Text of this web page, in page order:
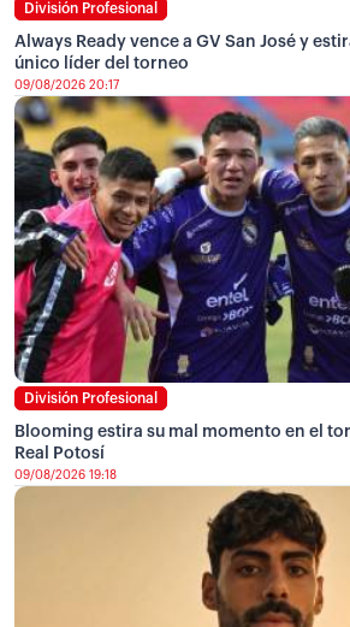
División Profesional
Always Ready vence a GV San José y
único líder del torneo
09/08/2026 20:17
División Profesional
Blooming estira su mal momento en el
Real Potosí
09/08/2026 19:18